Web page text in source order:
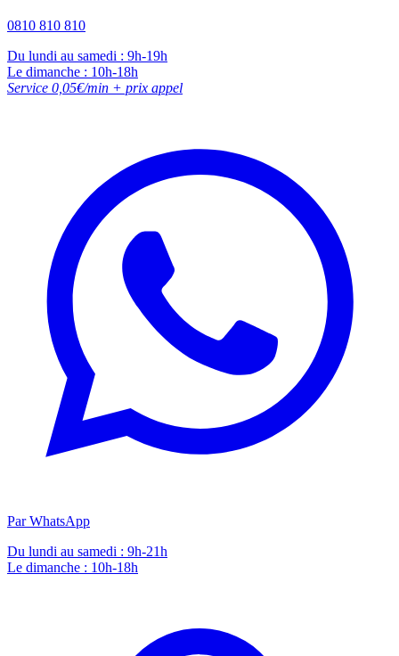
0810 810 810
Du lundi au samedi : 9h-19h
Le dimanche : 10h-18h
Service 0,05€/min + prix appel
Par WhatsApp
Du lundi au samedi : 9h-21h
Le dimanche : 10h-18h